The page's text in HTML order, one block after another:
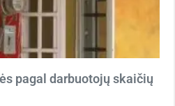
pagal darbuotojų skaičių